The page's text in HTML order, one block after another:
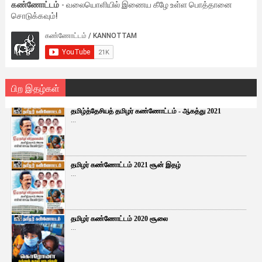
கண்ணோட்டம் - வலையொளியில் இணைய கீழே உள்ள பொத்தானை
சொடுக்கவும்!
பிற இதழ்கள்
தமிழ்த்தேசியத் தமிழர் கண்ணோட்டம் - ஆகத்து 2021
...
தமிழர் கண்ணோட்டம் 2021 சூன் இதழ்
...
தமிழர் கண்ணோட்டம் 2020 சூலை
...